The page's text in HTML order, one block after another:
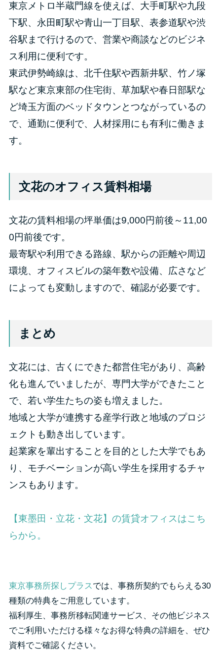
東京メトロ半蔵門線を使えば、大手町駅や九段
下駅、永田町駅や青山一丁目駅、表参道駅や渋
谷駅まで行けるので、営業や商談などのビジネ
ス利用に便利です。
東武伊勢崎線は、北千住駅や西新井駅、竹ノ塚
駅など東京東部の住宅街、草加駅や春日部駅な
ど埼玉方面のベッドタウンとつながっているの
で、通勤に便利で、人材採用にも有利に働きま
す。
文花のオフィス賃料相場
文花の賃料相場の坪単価は9,000円前後～11,00
0円前後です。
最寄駅や利用できる路線、駅からの距離や周辺
環境、オフィスビルの築年数や設備、広さなど
によっても変動しますので、確認が必要です。
まとめ
文花には、古くにできた都営住宅があり、高齢
化も進んでいましたが、専門大学ができたこと
で、若い学生たちの姿も増えました。
地域と大学が連携する産学行政と地域のプロジ
ェクトも動き出しています。
起業家を輩出することを目的とした大学でもあ
り、モチベーションが高い学生を採用するチャ
ンスもあります。
【東墨田・立花・文花】の賃貸オフィスはこち
らから。
東京事務所探しプラスでは、事務所契約でもらえる30
種類の特典をご用意しています。
福利厚生、事務所移転関連サービス、その他ビジネス
でご利用いただける様々なお得な特典の詳細を、ぜひ
資料でご確認ください。